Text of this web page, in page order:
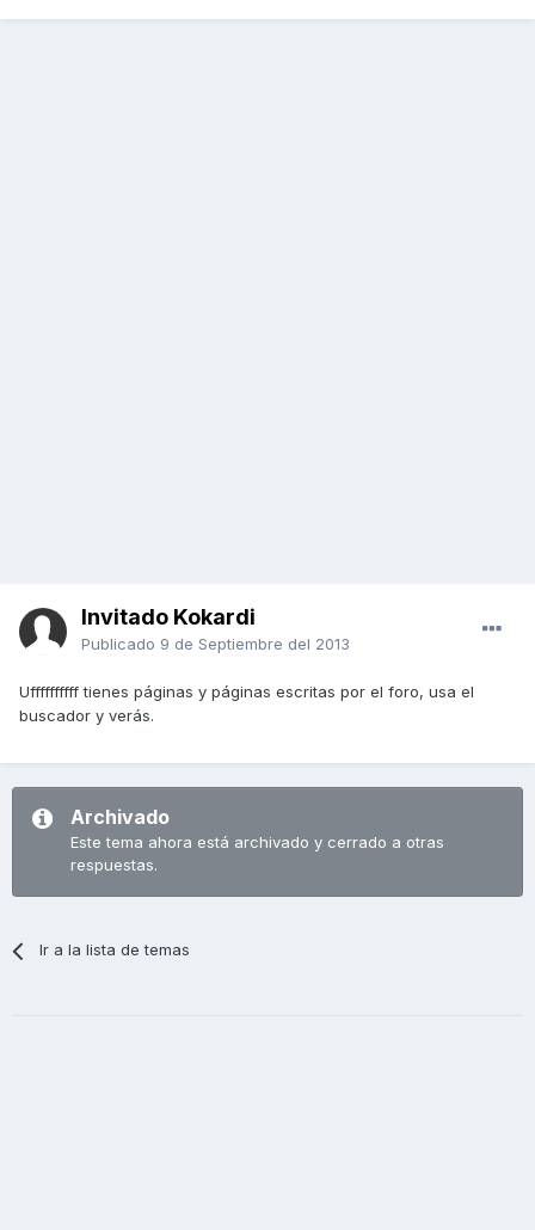
Invitado Kokardi
Publicado 9 de Septiembre del 2013
Uffffffffff tienes páginas y páginas escritas por el foro, usa el
buscador y verás.
Archivado
Este tema ahora está archivado y cerrado a otras
respuestas.
Ir a la lista de temas